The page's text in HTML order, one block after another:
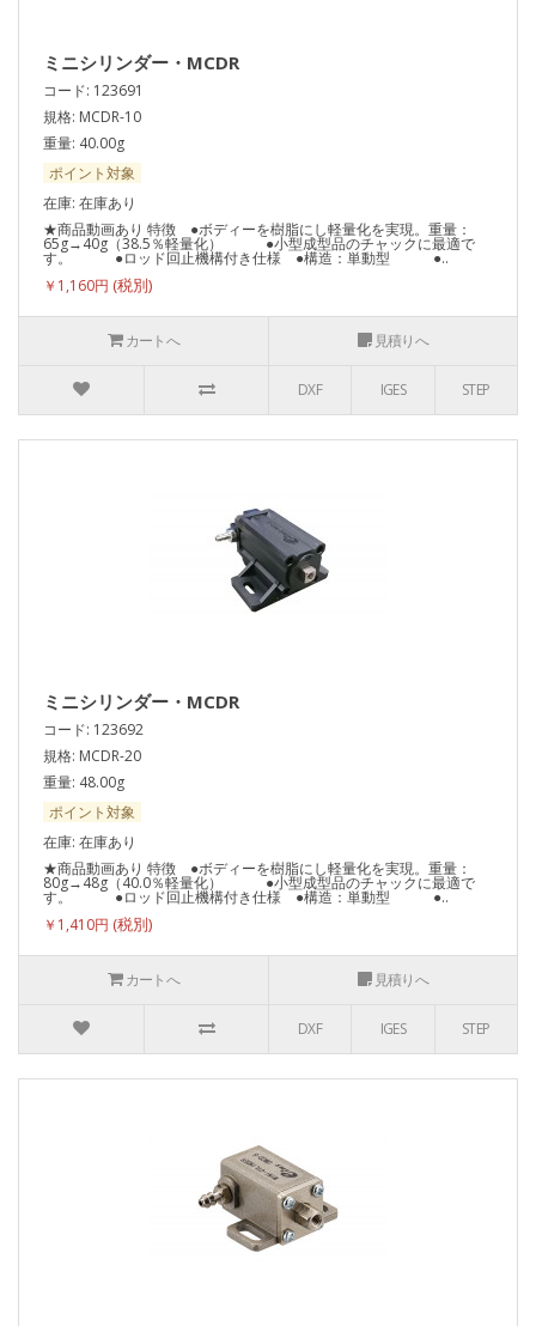
ミニシリンダー・MCDR
コード: 123691
規格: MCDR-10
重量: 40.00g
ポイント対象
在庫: 在庫あり
★商品動画あり 特徴 ●ボディーを樹脂にし軽量化を実現。重量：
65g→40g（38.5％軽量化） ●小型成型品のチャックに最適で
す。 ●ロッド回止機構付き仕様 ●構造：単動型 ●..
￥1,160円
カートへ 見積りへ
DXF IGES STEP
ミニシリンダー・MCDR
コード: 123692
規格: MCDR-20
重量: 48.00g
ポイント対象
在庫: 在庫あり
★商品動画あり 特徴 ●ボディーを樹脂にし軽量化を実現。重量：
80g→48g（40.0％軽量化） ●小型成型品のチャックに最適で
す。 ●ロッド回止機構付き仕様 ●構造：単動型 ●..
￥1,410円
カートへ 見積りへ
DXF IGES STEP